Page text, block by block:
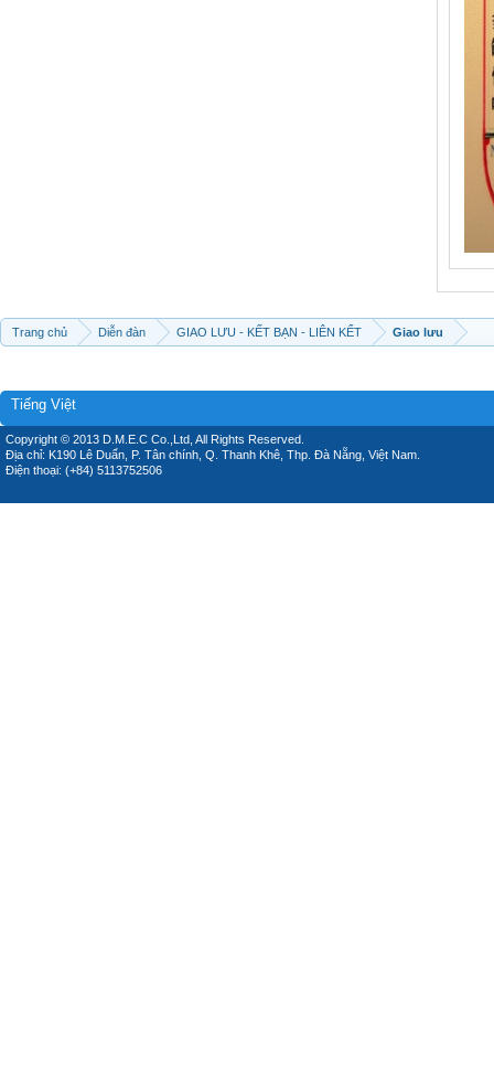
Trang chủ Diễn đàn GIAO LƯU - KẾT BẠN - LIÊN KẾT Giao lưu
Tiếng Việt
Copyright © 2013 D.M.E.C Co.,Ltd, All Rights Reserved.
Địa chỉ: K190 Lê Duẩn, P. Tân chính, Q. Thanh Khê, Thp. Đà Nẵng, Việt Nam.
Điện thoại: (+84) 5113752506